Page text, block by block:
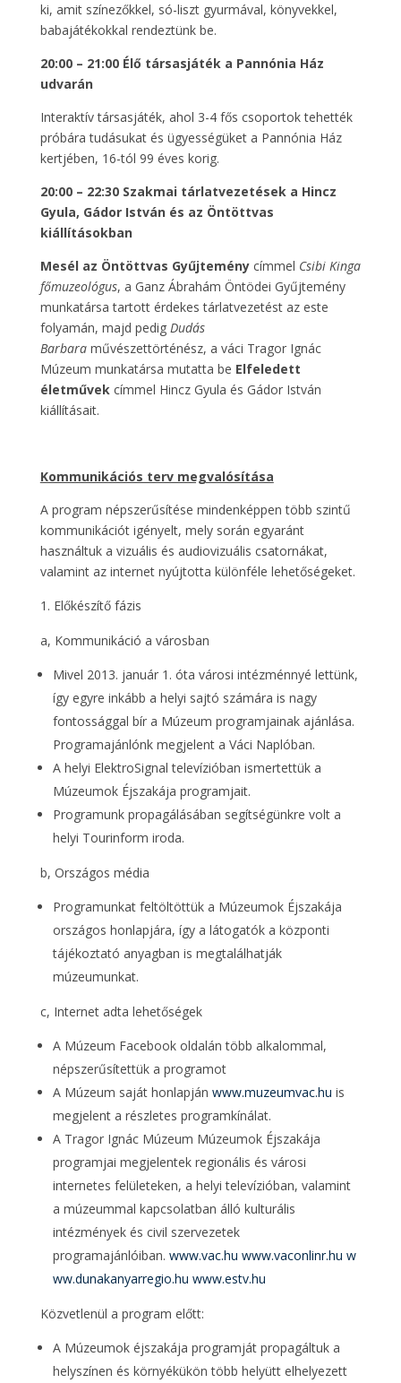
ki, amit színezőkkel, só-liszt gyurmával, könyvekkel,
babajátékokkal rendeztünk be.
20:00 – 21:00 Élő társasjáték a Pannónia Ház
udvarán
Interaktív társasjáték, ahol 3-4 fős csoportok tehették
próbára tudásukat és ügyességüket a Pannónia Ház
kertjében, 16-tól 99 éves korig.
20:00 – 22:30 Szakmai tárlatvezetések a Hincz
Gyula, Gádor István és az Öntöttvas
kiállításokban
Mesél az Öntöttvas Gyűjteménycímmel Csibi Kinga
főmuzeológus, a Ganz Ábrahám Öntödei Gyűjtemény
munkatársa tartott érdekes tárlatvezetést az este
folyamán, majd pedigDudás
Barbara művészettörténész, a váci Tragor Ignác
Múzeum munkatársa mutatta be Elfeledett
életművek címmel Hincz Gyula és Gádor István
kiállításait.
Kommunikációs terv megvalósítása
A program népszerűsítése mindenképpen több szintű
kommunikációt igényelt, mely során egyaránt
használtuk a vizuális és audiovizuális csatornákat,
valamint az internet nyújtotta különféle lehetőségeket.
Előkészítő fázis
a, Kommunikáció a városban
Mivel 2013. január 1. óta városi intézménnyé lettünk,
így egyre inkább a helyi sajtó számára is nagy
fontossággal bír a Múzeum programjainak ajánlása.
Programajánlónk megjelent a Váci Naplóban.
A helyi ElektroSignal televízióban ismertettük a
Múzeumok Éjszakája programjait.
Programunk propagálásában segítségünkre volt a
helyi Tourinform iroda.
b, Országos média
Programunkat feltöltöttük a Múzeumok Éjszakája
országos honlapjára, így a látogatók a központi
tájékoztató anyagban is megtalálhatják
múzeumunkat.
c, Internet adta lehetőségek
A Múzeum Facebook oldalán több alkalommal,
népszerűsítettük a programot
A Múzeum saját honlapján www.muzeumvac.hu is
megjelent a részletes programkínálat.
A Tragor Ignác Múzeum Múzeumok Éjszakája
programjai megjelentek regionális és városi
internetes felületeken, a helyi televízióban, valamint
a múzeummal kapcsolatban álló kulturális
intézmények és civil szervezetek
programajánlóiban. www.vac.hu www.vaconlinr.hu w
ww.dunakanyarregio.hu www.estv.hu
Közvetlenül a program előtt:
A Múzeumok éjszakája programját propagáltuk a
helyszínen és környékükön több helyütt elhelyezett